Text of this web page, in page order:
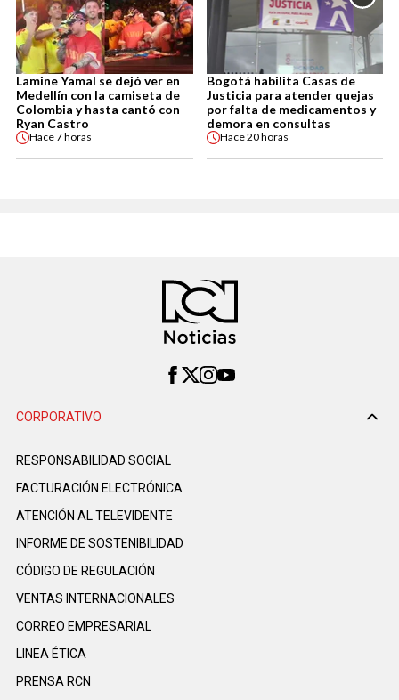
Lamine Yamal se dejó ver en
Medellín con la camiseta de
Colombia y hasta cantó con
Ryan Castro
Hace7 horas
Bogotá habilita Casas de
Justicia para atender quejas
por falta de medicamentos y
demora en consultas
Hace20 horas
CORPORATIVO
RESPONSABILIDAD SOCIAL
FACTURACIÓN ELECTRÓNICA
ATENCIÓN AL TELEVIDENTE
INFORME DE SOSTENIBILIDAD
CÓDIGO DE REGULACIÓN
VENTAS INTERNACIONALES
CORREO EMPRESARIAL
LINEA ÉTICA
PRENSA RCN